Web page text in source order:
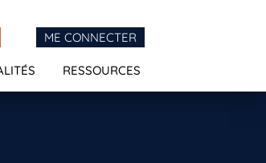
ME CONNECTER
RESSOURCES